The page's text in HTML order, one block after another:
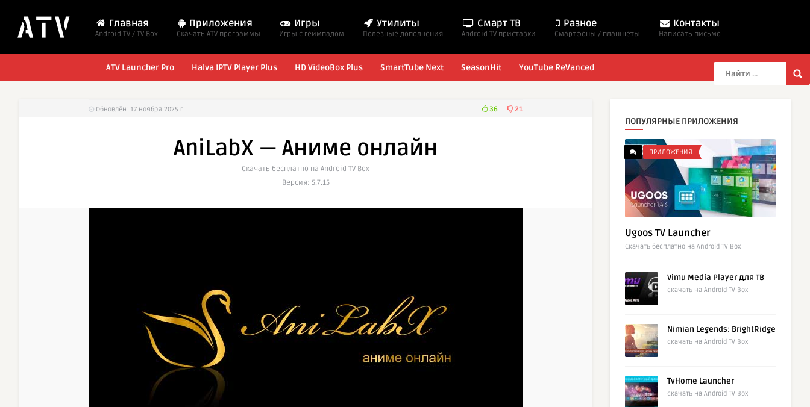
Главная
Android TV / TV Box
Приложения
Cкачать ATV программы
Игры
Игры с геймпадом
Утилиты
Полезные дополнения
Смарт ТВ
Android TV приставки
Разное
Смартфоны / планшеты
Контакты
Написать письмо
ATV Launcher Pro Halva IPTV Player Plus HD VideoBox Plus SmartTube Next SeasonHit YouTube ReVanced
Обновлён: 17 ноября 2025 г. 36 21
AniLabX — Аниме онлайн
Cкачать бесплатно на Android TV Box
Версия: 5.7.15
ПОПУЛЯРНЫЕ ПРИЛОЖЕНИЯ
ПРИЛОЖЕНИЯ
Ugoos TV Launcher
Cкачать бесплатно на Android TV Box
Vimu Media Player для ТВ
скачать на Android TV Box
Nimian Legends: BrightRidge
скачать на Android TV Box
TvHome Launcher
скачать на Android TV Box